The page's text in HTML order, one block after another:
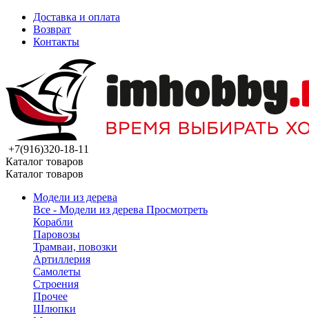
Доставка и оплата
Возврат
Контакты
+7(916)320-18-11
Каталог товаров
Каталог товаров
Модели из дерева
Все - Модели из дерева Просмотреть
Корабли
Паровозы
Трамваи, повозки
Артиллерия
Самолеты
Строения
Прочее
Шлюпки